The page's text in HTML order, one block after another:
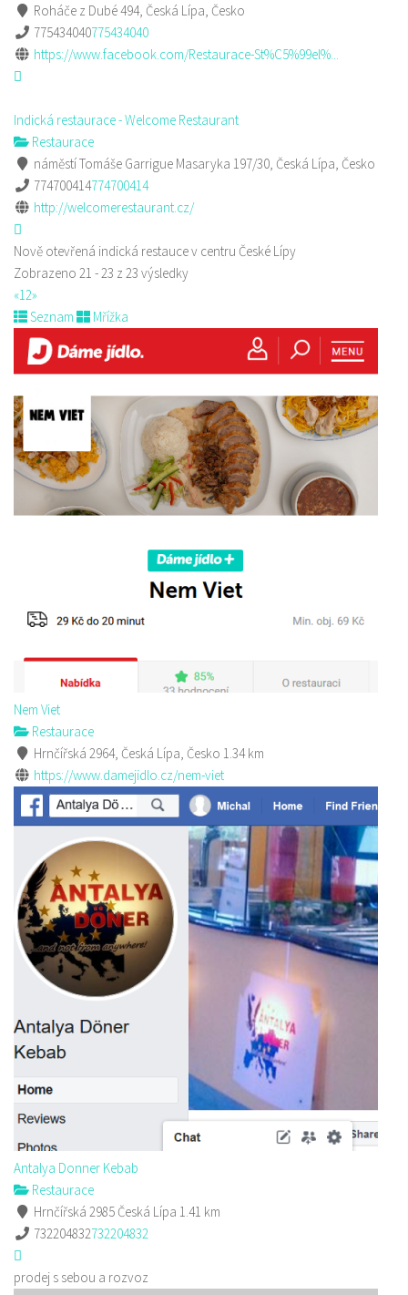
Roháče z Dubé 494, Česká Lípa, Česko
775434040775434040
https://www.facebook.com/Restaurace-St%C5%99el%...
Indická restaurace - Welcome Restaurant
Restaurace
náměstí Tomáše Garrigue Masaryka 197/30, Česká Lípa, Česko
774700414774700414
http://welcomerestaurant.cz/
Nově otevřená indická restauce v centru České Lípy
Zobrazeno 21 - 23 z 23 výsledky
«12»
Seznam
Mřížka
Nem Viet
Restaurace
Hrnčířská 2964, Česká Lípa, Česko 1.34 km
https://www.damejidlo.cz/nem-viet
Antalya Donner Kebab
Restaurace
Hrnčířská 2985 Česká Lípa 1.41 km
732204832732204832
prodej s sebou a rozvoz